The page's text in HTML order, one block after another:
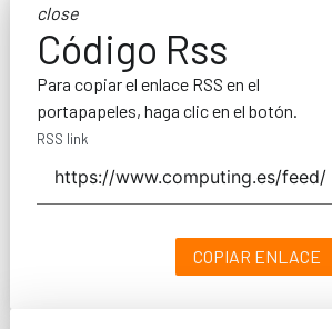
close
Código Rss
Para copiar el enlace RSS en el
portapapeles, haga clic en el botón.
RSS link
COPIAR ENLACE